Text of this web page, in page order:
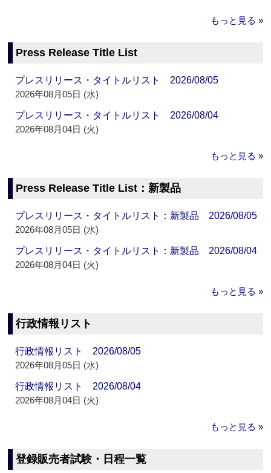
もっと見る »
Press Release Title List
プレスリリース・タイトルリスト 2026/08/05
2026年08月05日 (水)
プレスリリース・タイトルリスト 2026/08/04
2026年08月04日 (火)
もっと見る »
Press Release Title List：新製品
プレスリリース・タイトルリスト：新製品 2026/08/05
2026年08月05日 (水)
プレスリリース・タイトルリスト：新製品 2026/08/04
2026年08月04日 (火)
もっと見る »
行政情報リスト
行政情報リスト 2026/08/05
2026年08月05日 (水)
行政情報リスト 2026/08/04
2026年08月04日 (火)
もっと見る »
登録販売者試験・日程一覧